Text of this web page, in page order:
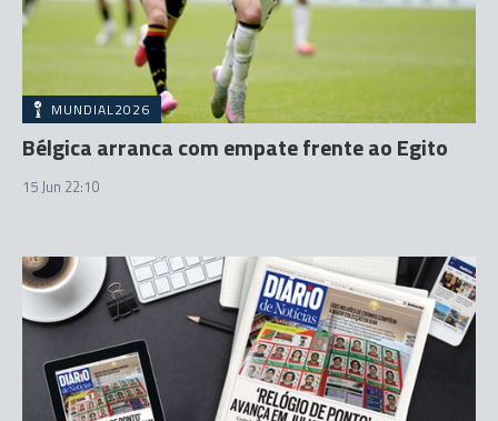
MUNDIAL2026
Bélgica arranca com empate frente ao Egito
15 Jun 22:10